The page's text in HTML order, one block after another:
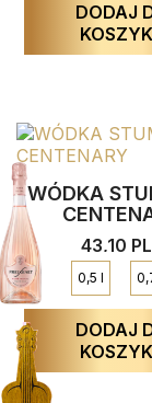
DODAJ
WÓDKA
43,10
0,5 l
DODAJ